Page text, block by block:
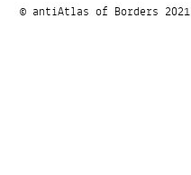
© antiAtlas of Borders 2021